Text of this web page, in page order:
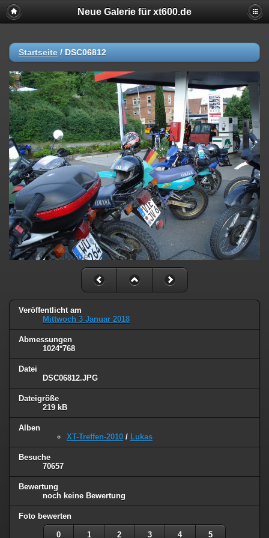
Neue Galerie für xt600.de
Startseite / DSC06812
Veröffentlicht am
Mittwoch 3 Januar 2018
Abmessungen
1024*768
Datei
DSC06812.JPG
Dateigröße
219 kB
Alben
XT-Treffen-2010 / Lukas
Besuche
70657
Bewertung
noch keine Bewertung
Foto bewerten
0 1 2 3 4 5